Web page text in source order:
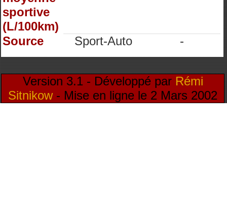
sportive
(L/100km)
Source Sport-Auto -
Version 3.1 - Développé par Rémi
Sitnikow- Mise en ligne le 2 Mars 2002